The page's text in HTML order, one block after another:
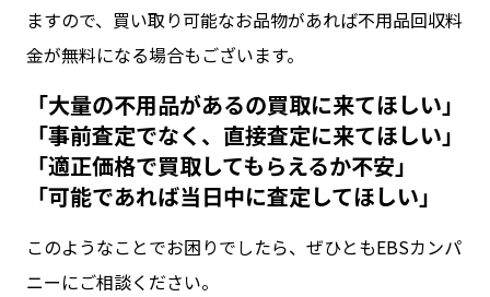
ますので、買い取り可能なお品物があれば不用品回収料
金が無料になる場合もございます。
「大量の不用品があるの買取に来てほしい」
「事前査定でなく、直接査定に来てほしい」
「適正価格で買取してもらえるか不安」
「可能であれば当日中に査定してほしい」
このようなことでお困りでしたら、ぜひともEBSカンパ
ニーにご相談ください。